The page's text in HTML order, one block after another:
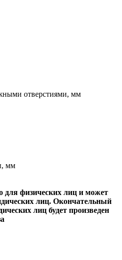
отверстиями, мм
мм
для физических лиц и может
лиц. Окончательный
лиц будет произведен